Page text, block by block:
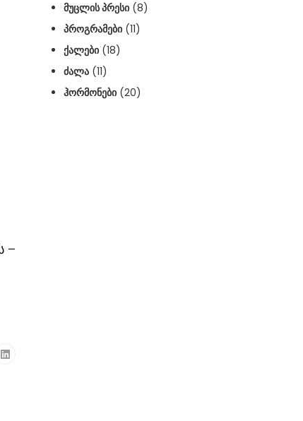
–
ᲛᲣᲪᲚᲘᲡ ᲞᲠᲔᲡᲘ (8)
ᲞᲠᲝᲒᲠᲐᲛᲔᲑᲘ (11)
ᲥᲐᲚᲔᲑᲘ (18)
ᲫᲐᲚᲐ (11)
ᲰᲝᲠᲛᲝᲜᲔᲑᲘ (20)